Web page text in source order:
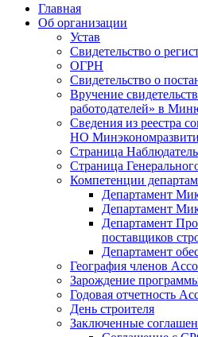
Главная
Об организации
Устав
Свидетельство о
ОГРН
Свидетельство о
Вручение
работодателей» в
Сведения из реестра
НО
Страница
Страница
Компетенции
Департамент
Департамент
Департамент
поставщиков
Департамент
География членов
Зарождение
Годовая отчетность
День строителя
Заключенные